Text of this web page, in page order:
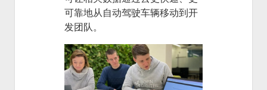
可靠地从自动驾驶车辆移动到开
发团队。